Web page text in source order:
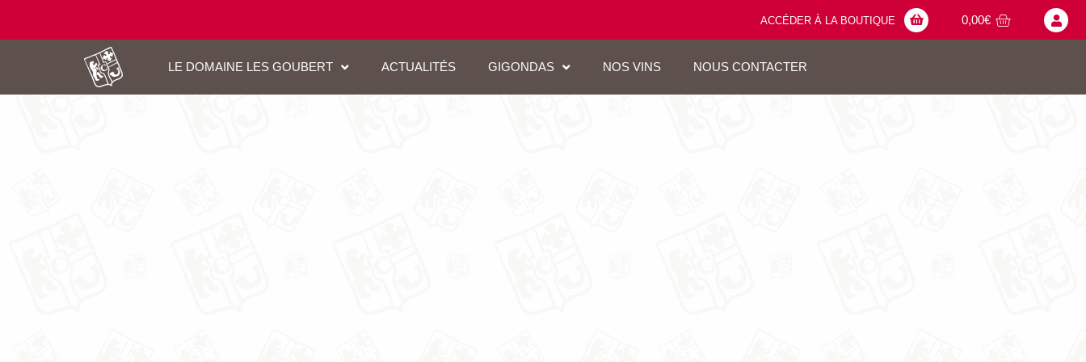
ACCÉDER À LA BOUTIQUE 0,00€
LE DOMAINE LES GOUBERT ACTUALITÉS GIGONDAS NOS VINS NOUS CONTACTER